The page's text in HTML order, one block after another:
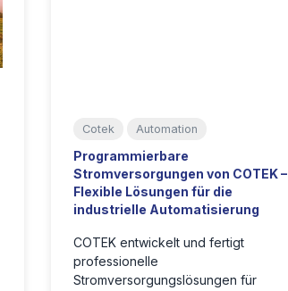
Cotek Automation
Programmierbare
Stromversorgungen von COTEK –
Flexible Lösungen für die
industrielle Automatisierung
COTEK entwickelt und fertigt
professionelle
Stromversorgungslösungen für